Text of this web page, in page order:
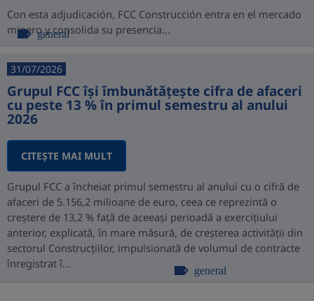
Con esta adjudicación, FCC Construcción entra en el mercado
minero y consolida su presencia...
general
31/07/2026
Grupul FCC își îmbunătățește cifra de afaceri
cu peste 13 % în primul semestru al anului
2026
CITEŞTE MAI MULT
Grupul FCC a încheiat primul semestru al anului cu o cifră de
afaceri de 5.156,2 milioane de euro, ceea ce reprezintă o
creștere de 13,2 % față de aceeași perioadă a exercițiului
anterior, explicată, în mare măsură, de creșterea activității din
sectorul Construcțiilor, impulsionată de volumul de contracte
înregistrat î...
general